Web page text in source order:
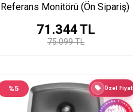
Referans Monitörü (Ön Sipariş)
75.099 TL
71.344TL
%5 Özel Fiyat